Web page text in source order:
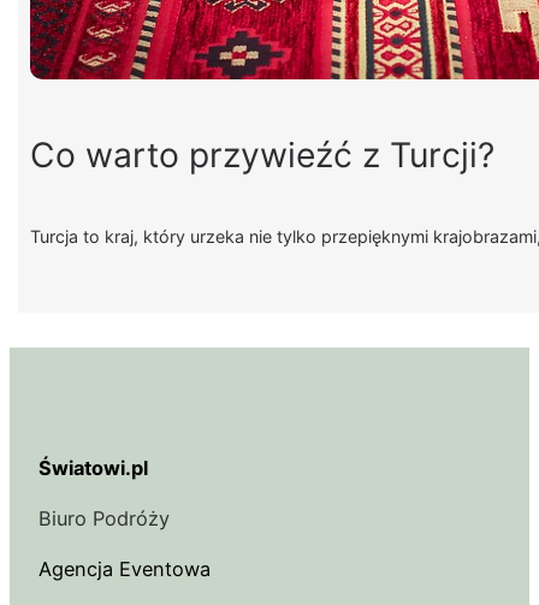
Co warto przywieźć z Turcji?
Turcja to kraj, który urzeka nie tylko przepięknymi
Światowi.pl
Biuro Podróży
Agencja Eventowa